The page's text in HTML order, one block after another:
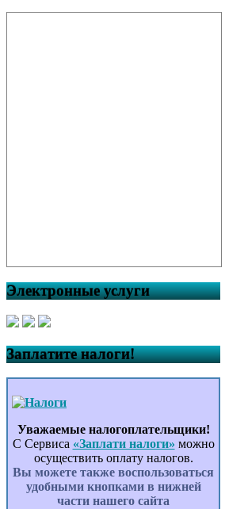
Электронные услуги
Заплатите налоги!
Уважаемые налогоплательщики!
С Сервиса «Заплати налоги» можно
осуществить оплату налогов.
Вы можете также воспользоваться
удобными кнопками в нижней
части нашего сайта